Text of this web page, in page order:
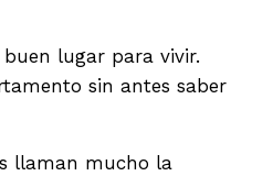
lugar para vivir.
sin antes saber
llaman mucho la